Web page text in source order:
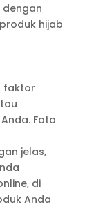
dengan
hijab
faktor
Foto
jelas,
di
Anda